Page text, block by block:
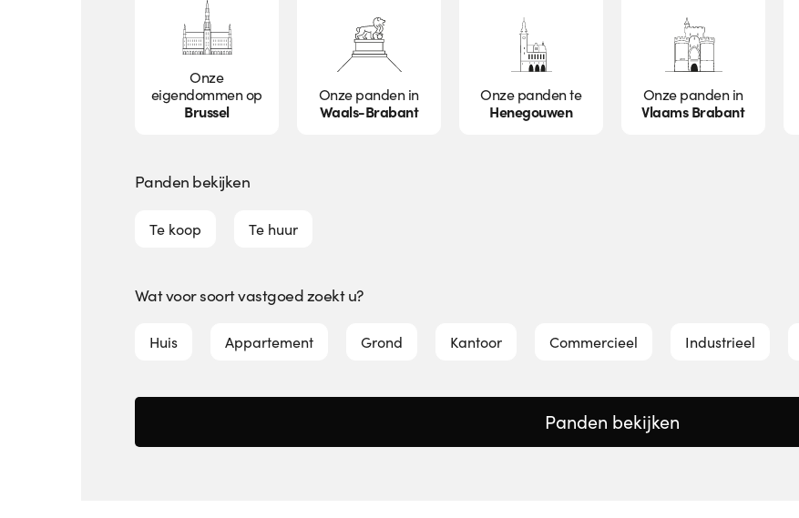
Onze
eigendommen op
Brussel
Onze panden in
Waals-Brabant
Onze panden te
Henegouwen
Onze panden in
Vlaams Brabant
Panden bekijken
Te koop Te huur
Wat voor soort vastgoed zoekt u?
huis appartement grond kantoor commercieel industrieel
Panden bekijken